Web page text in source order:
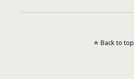
Back to top